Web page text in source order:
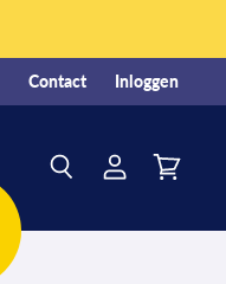
Contact Inloggen